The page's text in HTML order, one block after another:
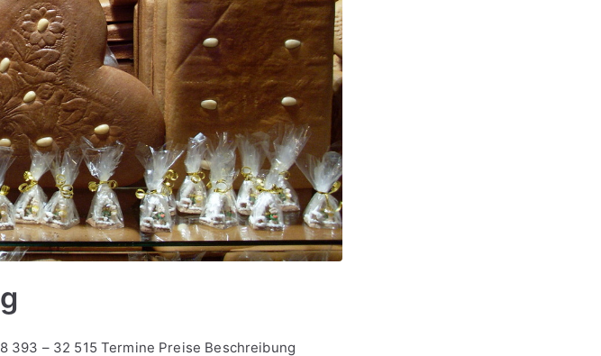
393 – 32 515 Termine Preise Beschreibung